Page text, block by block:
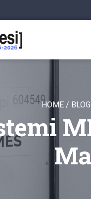
HOME/ BLOG